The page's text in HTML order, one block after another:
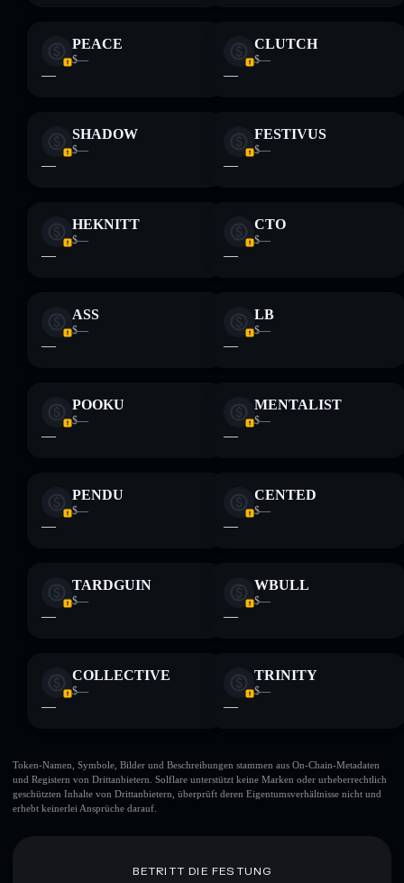
PEACE
$—
—
CLUTCH
$—
—
SHADOW
$—
—
FESTIVUS
$—
—
HEKNITT
$—
—
CTO
$—
—
ASS
$—
—
LB
$—
—
POOKU
$—
—
MENTALIST
$—
—
PENDU
$—
—
CENTED
$—
—
TARDGUIN
$—
—
WBULL
$—
—
COLLECTIVE
$—
—
TRINITY
$—
—
Token-Namen, Symbole, Bilder und Beschreibungen stammen aus On-Chain-Metadaten
und Registern von Drittanbietern. Solflare unterstützt keine Marken oder urheberrechtlich
geschützten Inhalte von Drittanbietern, überprüft deren Eigentumsverhältnisse nicht und
erhebt keinerlei Ansprüche darauf.
BETRITT DIE FESTUNG